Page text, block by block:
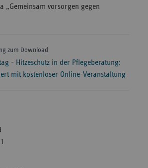
„Gemeinsam vorsorgen gegen
zum Download
- Hitzeschutz in der Pflegeberatung:
mit kostenloser Online-Veranstaltung